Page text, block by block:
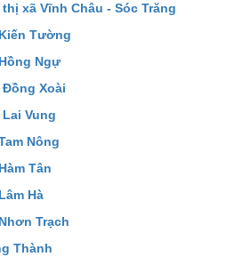
xã Vĩnh Châu - Sóc Trăng
Tường
Ngự
Xoài
Vung
Nông
Tân
Hà
Trạch
Thành